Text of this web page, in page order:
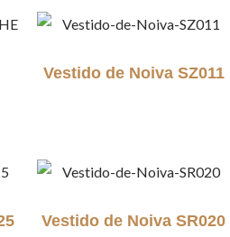
Vestido de Noiva SZ011
Vestido de Noiva SR020